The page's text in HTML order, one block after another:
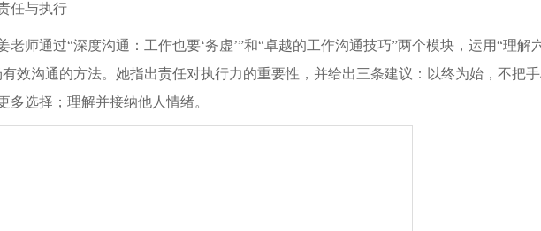
任与执行
老师通过“深度沟通：工作也要‘务虚’”和“卓越的工作沟通技巧”两个模块，运用“理解
效沟通的方法。她指出责任对执行力的重要性，并给出三条建议：以终为始，不把
多选择；理解并接纳他人情绪。